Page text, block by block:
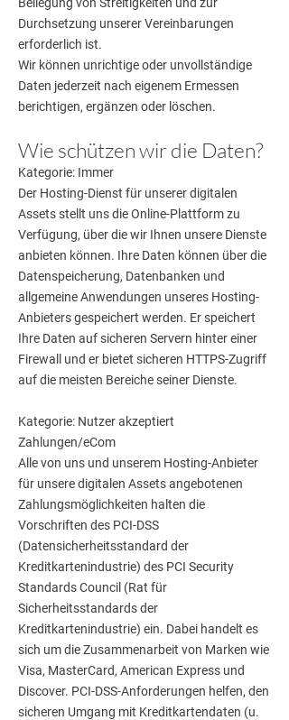
Durchsetzung unserer Vereinbarungen
erforderlich ist.
Wir können unrichtige oder unvollständige
Daten jederzeit nach eigenem Ermessen
berichtigen, ergänzen oder löschen.
Wie schützen wir die Daten?
Kategorie: Immer
Der Hosting-Dienst für unserer digitalen
Assets stellt uns die Online-Plattform zu
Verfügung, über die wir Ihnen unsere Dienste
anbieten können. Ihre Daten können über die
Datenspeicherung, Datenbanken und
allgemeine Anwendungen unseres Hosting-
Anbieters gespeichert werden. Er speichert
Ihre Daten auf sicheren Servern hinter einer
Firewall und er bietet sicheren HTTPS-Zugriff
auf die meisten Bereiche seiner Dienste.
Kategorie: Nutzer akzeptiert
Zahlungen/eCom
Alle von uns und unserem Hosting-Anbieter
für unsere digitalen Assets angebotenen
Zahlungsmöglichkeiten halten die
Vorschriften des PCI-DSS
(Datensicherheitsstandard der
Kreditkartenindustrie) des PCI Security
Standards Council (Rat für
Sicherheitsstandards der
Kreditkartenindustrie) ein. Dabei handelt es
sich um die Zusammenarbeit von Marken wie
Visa, MasterCard, American Express und
Discover. PCI-DSS-Anforderungen helfen, den
sicheren Umgang mit Kreditkartendaten (u.